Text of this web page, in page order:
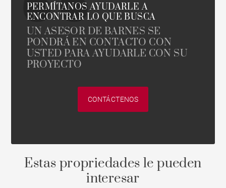
PERMÍTANOS AYUDARLE A
ENCONTRAR LO QUE BUSCA
UN ASESOR DE BARNES SE
PONDRÁ EN CONTACTO CON
USTED PARA AYUDARLE CON SU
PROYECTO
CONTÁCTENOS
Estas propriedades le pueden
interesar